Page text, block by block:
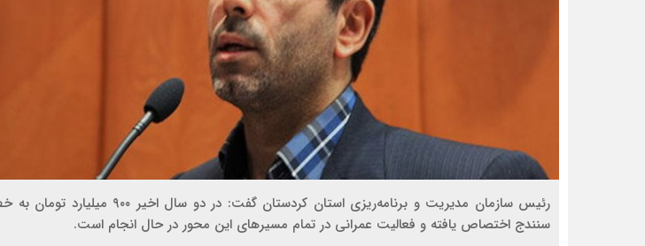
رئیس سازمان مدیریت و برنامه‌ریزی استان کردستان گفت: در
سنندج اختصاص یافته و فعالیت عمرانی در تمام مسیرهای این محور در حال انجام است.